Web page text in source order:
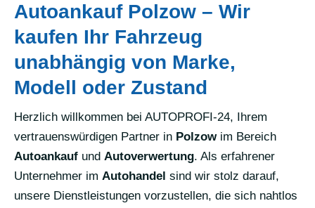
Autoankauf Polzow – Wir
kaufen Ihr Fahrzeug
unabhängig von Marke,
Modell oder Zustand
Herzlich willkommen bei AUTOPROFI-24, Ihrem
vertrauenswürdigen Partner in Polzowim Bereich
Autoankauf und Autoverwertung. Als erfahrener
Unternehmer im Autohandel sind wir stolz darauf,
unsere Dienstleistungen vorzustellen, die sich nahtlos